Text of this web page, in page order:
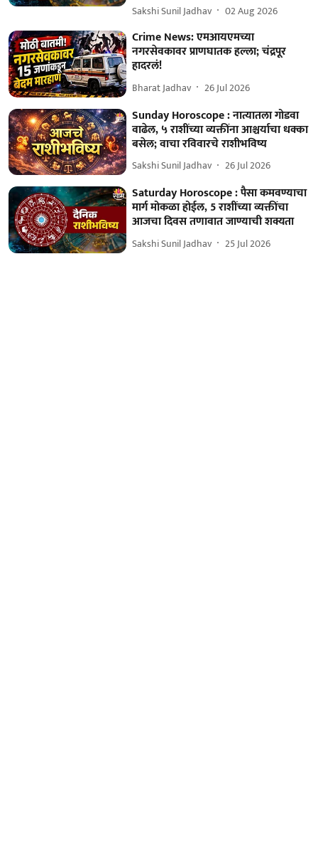
Sakshi Sunil Jadhav 02 Aug 2026
Crime News: एमआयएमच्या
नगरसेवकावर प्राणघातक हल्ला; चंद्रपूर
हादरलं!
Bharat Jadhav 26 Jul 2026
Sunday Horoscope : नात्यातला गोडवा
वाढेल, ५ राशींच्या व्यक्तींना आश्चर्याचा धक्का
बसेल; वाचा रविवारचे राशीभविष्य
Sakshi Sunil Jadhav 26 Jul 2026
Saturday Horoscope : पैसा कमवण्याचा
मार्ग मोकळा होईल, 5 राशींच्या व्यक्तींचा
आजचा दिवस तणावात जाण्याची शक्यता
Sakshi Sunil Jadhav 25 Jul 2026